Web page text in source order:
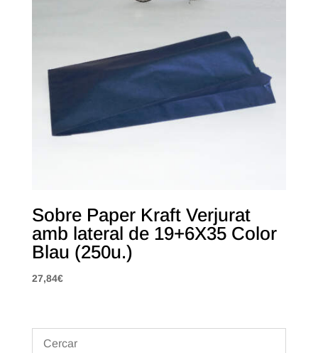
Sobre Paper Kraft Verjurat
amb lateral de 19+6X35 Color
Blau (250u.)
27,84€